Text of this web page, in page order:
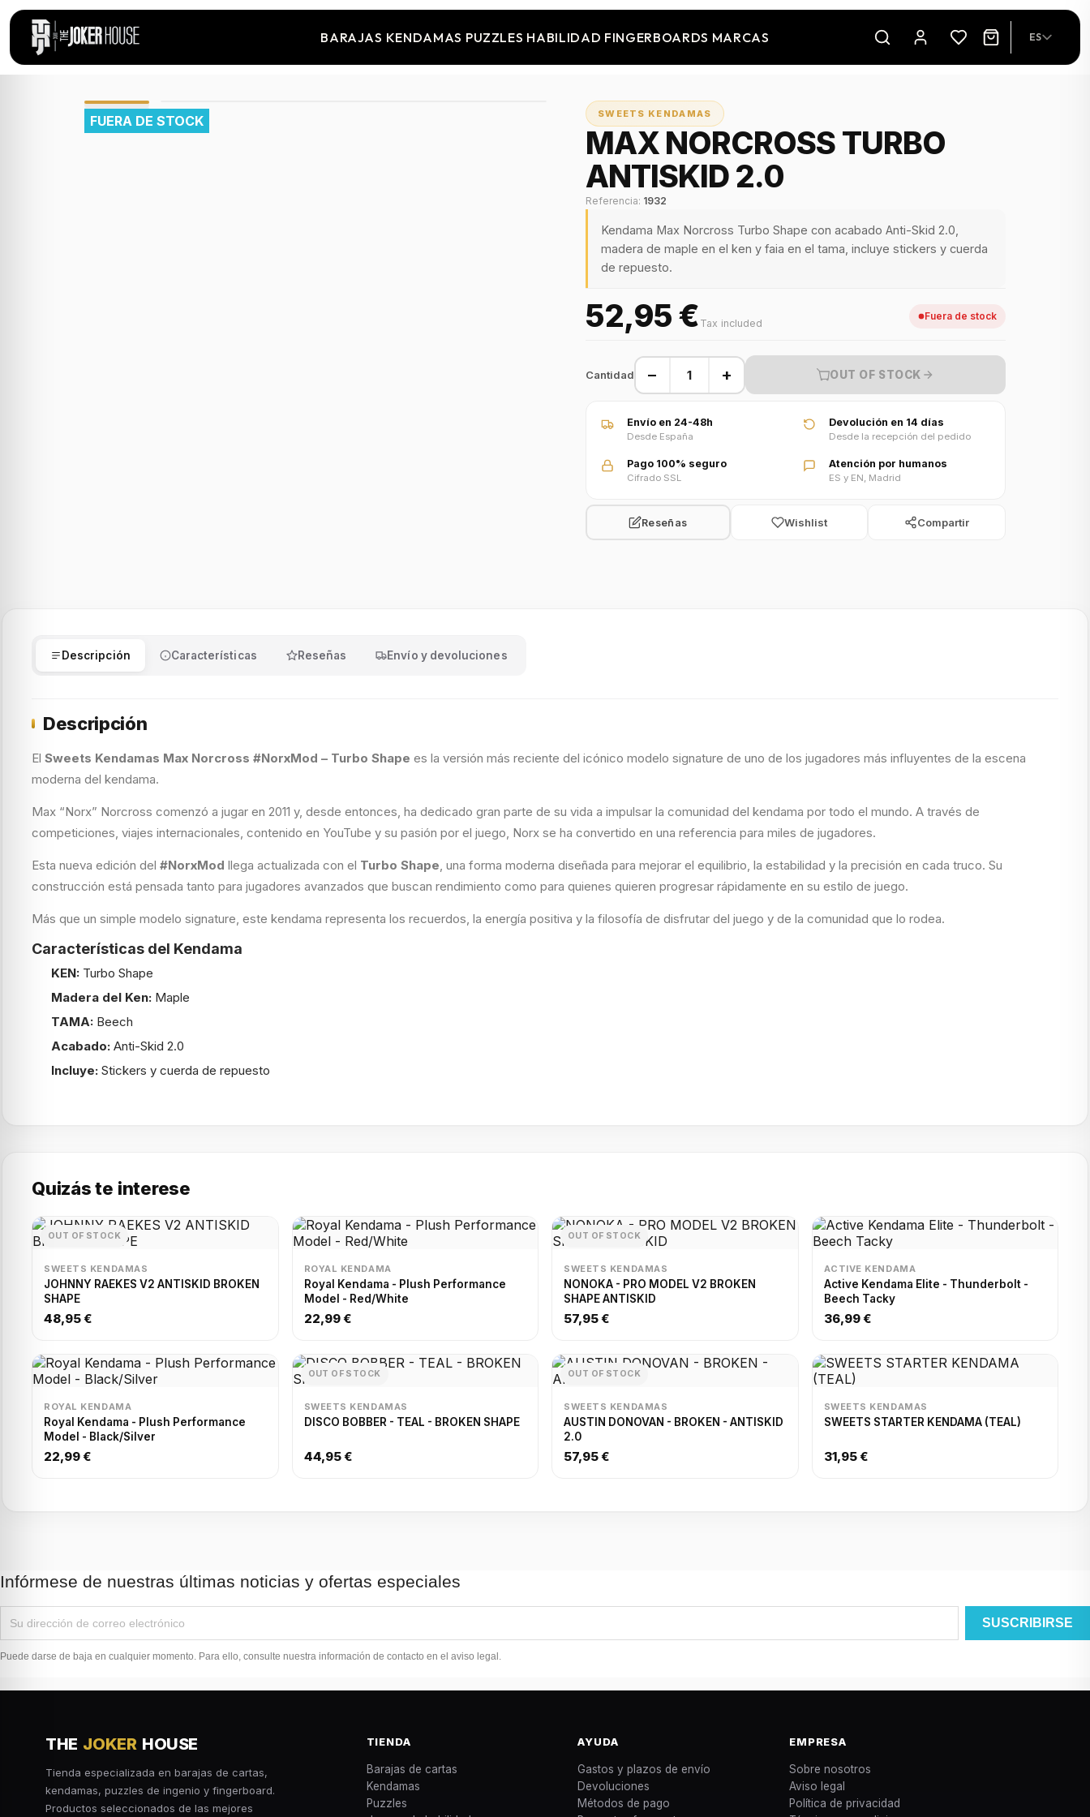
BARAJAS KENDAMAS PUZZLES HABILIDAD FINGERBOARDS MARCAS ES
FUERA DE STOCK SWEETS KENDAMAS
MAX NORCROSS TURBO
ANTISKID 2.0
Referencia: 1932
Kendama Max Norcross Turbo Shape con acabado Anti-Skid 2.0,
madera de maple en el ken y faia en el tama, incluye stickers y cuerda
de repuesto.
52,95 € Tax included
Fuera de stock
Cantidad − + OUT OF STOCK
Envío en 24-48h
Desde España
Devolución en 14 días
Desde la recepción del pedido
Pago 100% seguro
Cifrado SSL
Atención por humanos
ES y EN, Madrid
Reseñas Wishlist Compartir
Descripción Características Reseñas Envío y devoluciones
Descripción
El Sweets Kendamas Max Norcross #NorxMod – Turbo Shape es la versión más reciente del icónico modelo signature de uno de los jugadores más influyentes de la escena
moderna del kendama.
Max “Norx” Norcross comenzó a jugar en 2011 y, desde entonces, ha dedicado gran parte de su vida a impulsar la comunidad del kendama por todo el mundo. A través de
competiciones, viajes internacionales, contenido en YouTube y su pasión por el juego, Norx se ha convertido en una referencia para miles de jugadores.
Esta nueva edición del #NorxMod llega actualizada con el Turbo Shape, una forma moderna diseñada para mejorar el equilibrio, la estabilidad y la precisión en cada truco. Su
construcción está pensada tanto para jugadores avanzados que buscan rendimiento como para quienes quieren progresar rápidamente en su estilo de juego.
Más que un simple modelo signature, este kendama representa los recuerdos, la energía positiva y la filosofía de disfrutar del juego y de la comunidad que lo rodea.
Características del Kendama
KEN: Turbo Shape
Madera del Ken: Maple
TAMA: Beech
Acabado: Anti-Skid 2.0
Incluye: Stickers y cuerda de repuesto
Quizás te interese
OUT OF STOCK
SWEETS KENDAMAS
JOHNNY RAEKES V2 ANTISKID BROKEN
SHAPE
48,95 €
ROYAL KENDAMA
Royal Kendama - Plush Performance
Model - Red/White
22,99 €
OUT OF STOCK
SWEETS KENDAMAS
NONOKA - PRO MODEL V2 BROKEN
SHAPE ANTISKID
57,95 €
ACTIVE KENDAMA
Active Kendama Elite - Thunderbolt -
Beech Tacky
36,99 €
ROYAL KENDAMA
Royal Kendama - Plush Performance
Model - Black/Silver
22,99 €
OUT OF STOCK
SWEETS KENDAMAS
DISCO BOBBER - TEAL - BROKEN SHAPE
44,95 €
OUT OF STOCK
SWEETS KENDAMAS
AUSTIN DONOVAN - BROKEN - ANTISKID
2.0
57,95 €
SWEETS KENDAMAS
SWEETS STARTER KENDAMA (TEAL)
31,95 €
Infórmese de nuestras últimas noticias y ofertas especiales
Puede darse de baja en cualquier momento. Para ello, consulte nuestra información de contacto en el aviso legal.
THE JOKER HOUSE
Tienda especializada en barajas de cartas,
kendamas, puzzles de ingenio y fingerboard.
Productos seleccionados de las mejores
TIENDA
Barajas de cartas
Kendamas
Puzzles
AYUDA
Gastos y plazos de envío
Devoluciones
Métodos de pago
EMPRESA
Sobre nosotros
Aviso legal
Política de privacidad